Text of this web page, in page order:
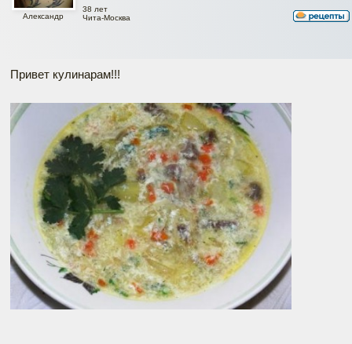
Александр
38 лет
Чита-Москва
Привет кулинарам!!!